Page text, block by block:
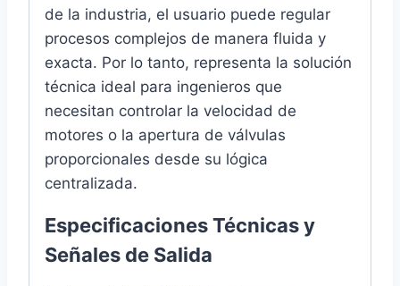
de la industria, el usuario puede regular
procesos complejos de manera fluida y
exacta. Por lo tanto, representa la solución
técnica ideal para ingenieros que
necesitan controlar la velocidad de
motores o la apertura de válvulas
proporcionales desde su lógica
centralizada.
Especificaciones Técnicas y
Señales de Salida